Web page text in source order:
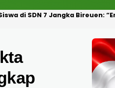
Bukan Berasal dari Fasilitas